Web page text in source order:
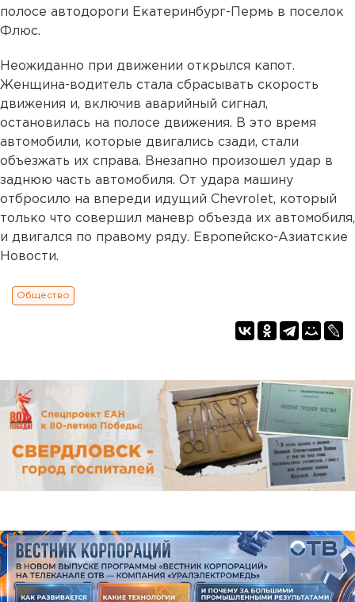
полосе автодороги Екатеринбург-Пермь в поселок
Флюс.
Неожиданно при движении открылся капот.
Женщина-водитель стала сбрасывать скорость
движения и, включив аварийный сигнал,
остановилась на полосе движения. В это время
автомобили, которые двигались сзади, стали
объезжать их справа. Внезапно произошел удар в
заднюю часть автомобиля. От удара машину
отбросило на впереди идущий Chevrolet, который
только что совершил маневр объезда их автомобиля,
и двигался по правому ряду. Европейско-Азиатские
Новости.
Общество